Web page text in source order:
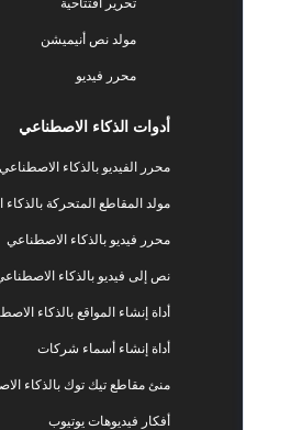
مولد نص أنيميشن
محرر فيديو
أدوات الذكاء الاصطناعي
محرر الفيديو بالذكاء الاصطناعي
مولد المقاطع المتحركة بالذكاء الاصطناعي
محرر فيديو بالذكاء الاصطناعي
نص إلى فيديو بالذكاء الاصطناعي
أداة إنشاء المواقع بالذكاء الاصطناعي
أداة إنشاء أسماء شركات
منئ مقاطع تيك توك بالذكاء الاصطناعي
أفكار فيديوهات يوتيوب